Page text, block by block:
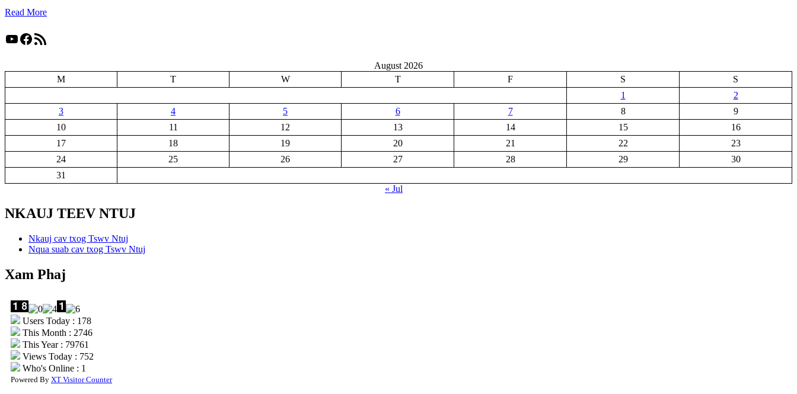
Read More
YouTube
Facebook
RSS Feed
August 2026
M
T W T F S
S
1
2
3
4 5 6 7 8
9
10
11 12 13 14 15
16
17
18 19 20 21 22
23
24
25 26 27 28 29
30
31
« Jul
NKAUJ TEEV NTUJ
Nkauj cav txog Tswv Ntuj
Nqua suab cav txog Tswv Ntuj
Xam Phaj
Users Today : 178
This Month : 2746
This Year : 79761
Views Today : 752
Who's Online : 1
Powered By XT Visitor Counter